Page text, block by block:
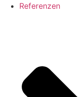
Referenzen